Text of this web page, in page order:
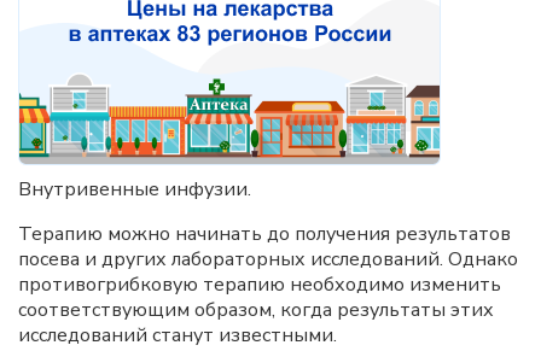
Внутривенные инфузии.
Терапию можно начинать до получения результатов
посева и других лабораторных исследований. Однако
противогрибковую терапию необходимо изменить
соответствующим образом, когда результаты этих
исследований станут известными.